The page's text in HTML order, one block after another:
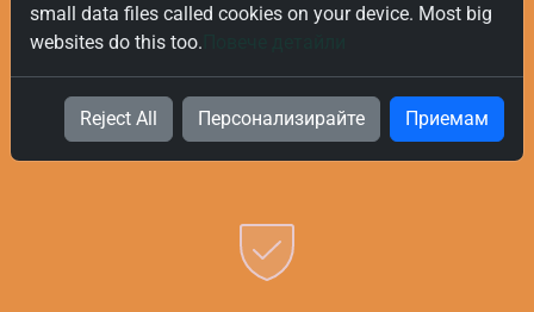
Ние ценим вашето време и за това предлагаме бърза и
безплатна доставка на всички поръчки, независимо от
тяхната стойност. Нашата цел е да ви предоставим
най-добрите продукти за вашата кухня възможно най-
бързо и безпроблемно.
small data files called cookies on your device. Most big
websites do this too.
Reject All Персонализирайте Приемам